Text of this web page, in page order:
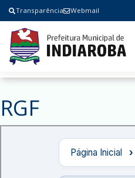
Transparência Webmail
RGF